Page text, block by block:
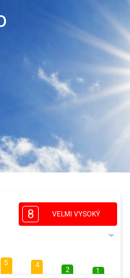
8 VELMI VYSOKÝ
5 4
2
1